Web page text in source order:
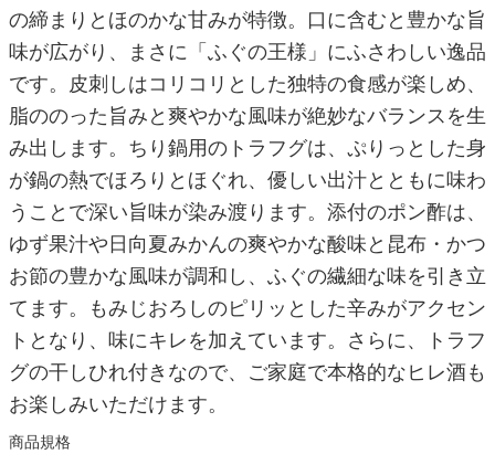
の締まりとほのかな甘みが特徴。口に含むと豊かな旨
味が広がり、まさに「ふぐの王様」にふさわしい逸品
です。皮刺しはコリコリとした独特の食感が楽しめ、
脂ののった旨みと爽やかな風味が絶妙なバランスを生
み出します。ちり鍋用のトラフグは、ぷりっとした身
が鍋の熱でほろりとほぐれ、優しい出汁とともに味わ
うことで深い旨味が染み渡ります。添付のポン酢は、
ゆず果汁や日向夏みかんの爽やかな酸味と昆布・かつ
お節の豊かな風味が調和し、ふぐの繊細な味を引き立
てます。もみじおろしのピリッとした辛みがアクセン
トとなり、味にキレを加えています。さらに、トラフ
グの干しひれ付きなので、ご家庭で本格的なヒレ酒も
お楽しみいただけます。
商品規格